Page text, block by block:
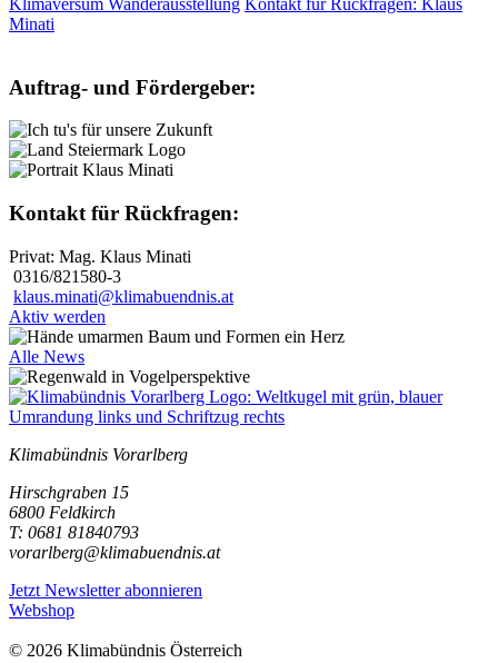
Klimaversum Wanderausstellung Kontakt für Rückfragen: Klaus
Minati
Auftrag- und Fördergeber:
Kontakt für Rückfragen:
Privat: Mag. Klaus Minati
0316/821580-3
klaus.minati@klimabuendnis.at
Aktiv werden
Alle News
Klimabündnis Vorarlberg
Hirschgraben 15
6800 Feldkirch
T: 0681 81840793
vorarlberg@klimabuendnis.at
Jetzt Newsletter abonnieren
Webshop
© 2026 Klimabündnis Österreich